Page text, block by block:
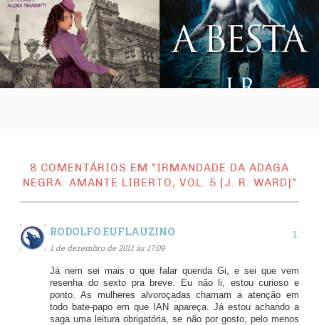
8 COMENTÁRIOS EM "IRMANDADE DA ADAGA
NEGRA: AMANTE LIBERTO, VOL. 5 [J. R. WARD]"
RODOLFO EUFLAUZINO
1 de dezembro de 2011 às 17:09
Já nem sei mais o que falar querida Gi, e sei que vem
resenha do sexto pra breve. Eu não li, estou curioso e
ponto. As mulheres alvoroçadas chamam a atenção em
todo bate-papo em que IAN apareça. Já estou achando a
saga uma leitura obrigatória, se não por gosto, pelo menos